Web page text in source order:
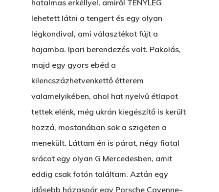
hatalmas erkéllyel, amiről TÉNYLEG
lehetett látni a tengert és egy olyan
légkondival, ami választékot fújt a
hajamba. Ipari berendezés volt. Pakolás,
majd egy gyors ebéd a
kilencszázhetvenkettő étterem
valamelyikében, ahol hat nyelvű étlapot
tettek elénk, még ukrán kiegészítő is került
hozzá, mostanában sok a szigeten a
menekült. Láttam én is párat, négy fiatal
srácot egy olyan G Mercedesben, amit
eddig csak fotón találtam. Aztán egy
idősebb házaspár egy Porsche Cayenne-
A Veszett Ügy
Szerelem És…
Egy Nyár
Ajándék – Karácsonyi
Történetek
Novellák
Novellák
Eltojtuk Nyuszi
EGY LAKTANYÁT,
A PESTIA
Az Elveszett Fejezet
Akkor És Ott
Rólam
Bristolt Látni
Feliratkozás
Kapcsolat
Bakker Gyuri
Hírek